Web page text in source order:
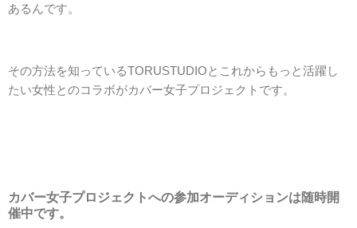
あるんです。
その方法を知っているTORUSTUDIOとこれからもっと活躍し
たい女性とのコラボがカバー女子プロジェクトです。
カバー女子プロジェクトへの参加オーディションは随時開
催中です。